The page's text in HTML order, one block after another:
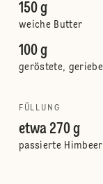
150 g
weiche Butter
100 g
geröstete,
FÜLLUNG
etwa 270 g
passierte